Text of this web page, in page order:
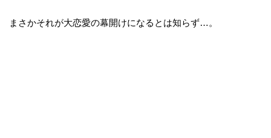
まさかそれが大恋愛の幕開けになるとは知らず…。